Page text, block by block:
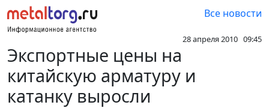
Все новости
28 апреля 2010 09:45
Экспортные цены на
китайскую арматуру и
катанку выросли